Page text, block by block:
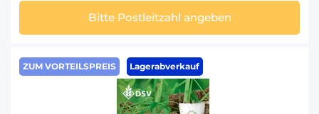
Bitte Postleitzahl angeben
ZUM VORTEILSPREIS Lagerabverkauf